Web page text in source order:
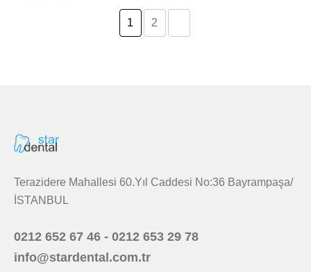
1 2
Terazidere Mahallesi 60.Yıl Caddesi No:36 Bayrampaşa/
İSTANBUL
0212 652 67 46 - 0212 653 29 78
info@stardental.com.tr